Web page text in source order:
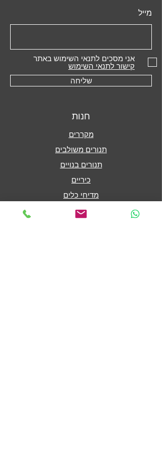
מייל
אני מסכים לתנאי השימוש באתר
קישור לתנאי השימוש
שליחה
חנות
מקררים
תנורים משולבים
תנורים בנויים
כיריים
מדיחי כלים
קולטי אדים